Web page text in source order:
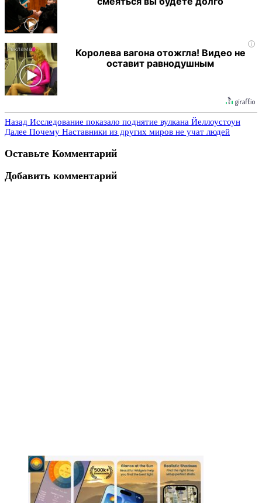
i
Королева вагона отожгла! Видео не
оставит равнодушным
Назад Исследование показало поднятие вулкана Йеллоустоун
Далее Почему Наставники из других миров не учат людей
Оставьте Комментарий
Добавить комментарий